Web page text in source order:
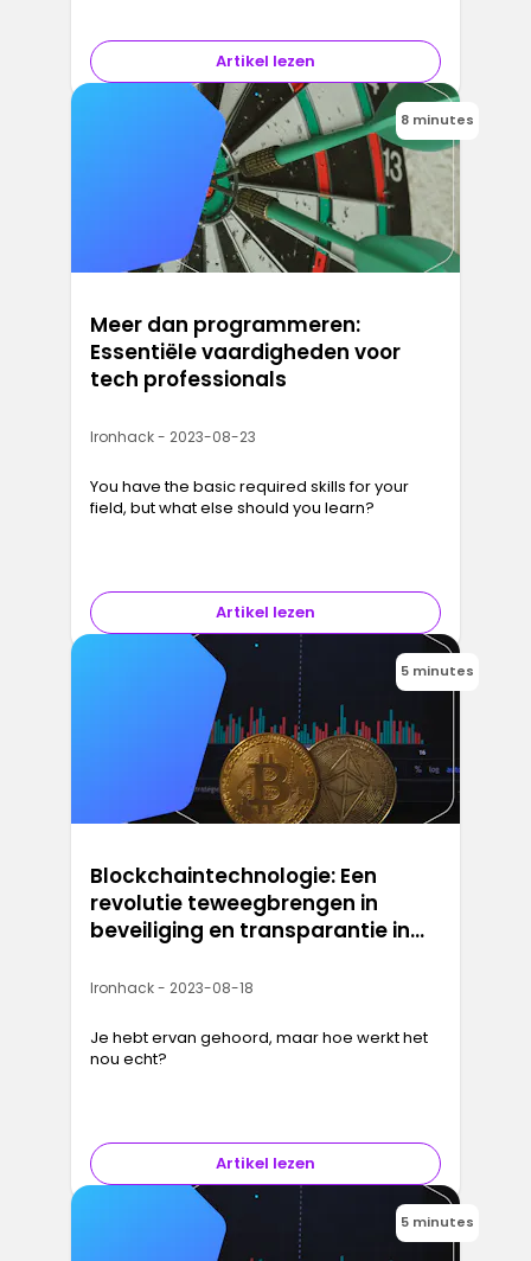
Artikel lezen
8 minutes
Meer dan programmeren:
Essentiële vaardigheden voor
tech professionals
Ironhack - 2023-08-23
You have the basic required skills for your
field, but what else should you learn?
Artikel lezen
5 minutes
Blockchaintechnologie: Een
revolutie teweegbrengen in
beveiliging en transparantie in
Ironhack - 2023-08-18
Je hebt ervan gehoord, maar hoe werkt het
nou echt?
Artikel lezen
5 minutes